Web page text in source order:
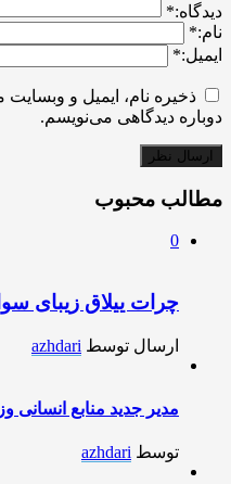
ديدگاه:*
نام:*
ایمیل:*
ذخیره نام، ایمیل و
دوباره دیدگاهی می‌نویسم.
مطالب محبوب
0
چرات ییلاق زیبای
ارسال توسط azhdari
مدیر جدید منابع انسانی
توسط azhdari